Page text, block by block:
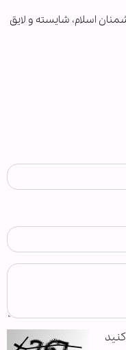
اسلام، شایسته و لایق